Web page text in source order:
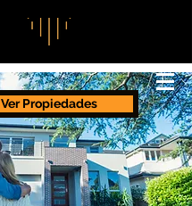
Ver Propiedades